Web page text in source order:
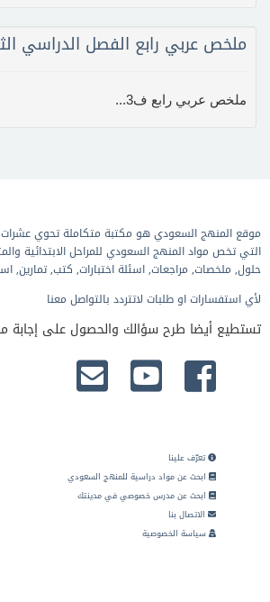
ملخص عربي رابع الفصل الدراسي
ملخص عربي رابع ف3...
موقع المنهج السعودي هو مكتبة متكاملة تحوي عشرات
التي تخص مواد المنهج السعودي للمراحل الابتدائية
حلول, ملخصات, مراجعات, اسئلة اختبارات, كتب, تمارين,
لأي استفسارات او طلبات لاتتردد بالتواصل معنا
تستطيع أيضا طرح سؤالك والحصول على إجابة
تعرّف علينا
ابحث عن مواد دراسية للمنهج السعودي
ابحث عن مدرس خصوصي في مدينتك
الاتصال بنا
سياسة الخصوصية